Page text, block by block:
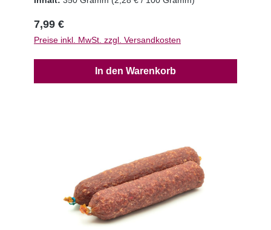
7,99 €
Preise inkl. MwSt. zzgl. Versandkosten
In den Warenkorb